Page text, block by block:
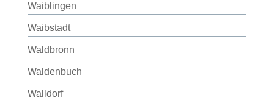
Waiblingen
Waibstadt
Waldbronn
Waldenbuch
Walldorf